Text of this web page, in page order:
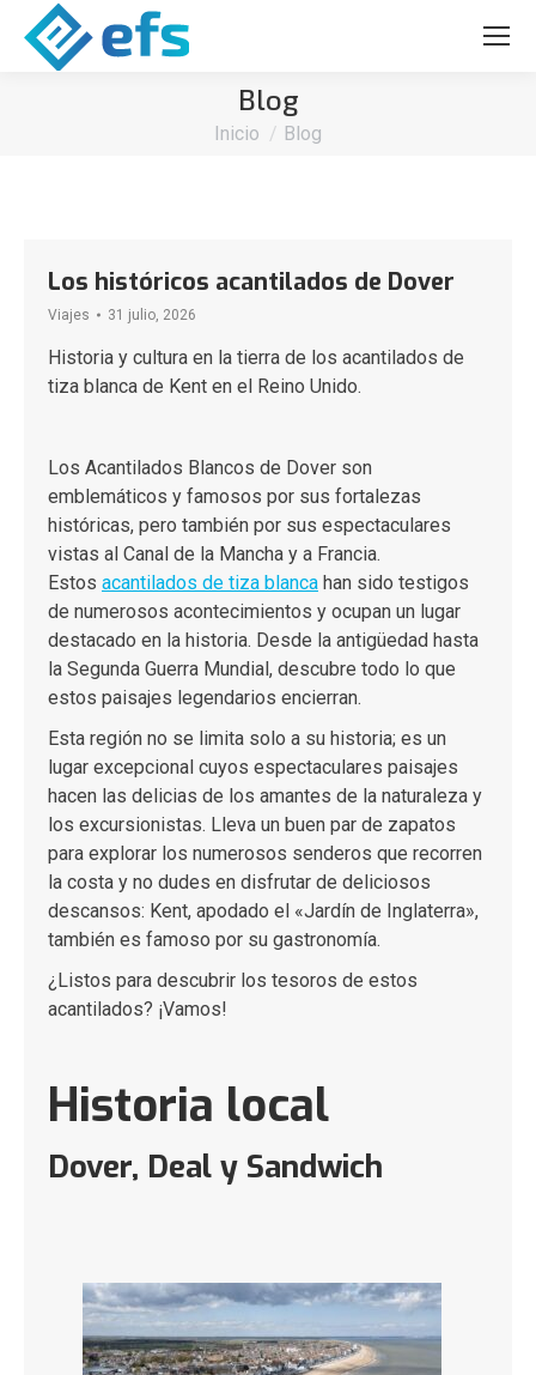
Blog
Estás aquí:
Inicio Blog
Los históricos acantilados de Dover
Viajes 31 julio, 2026
Historia y cultura en la tierra de los acantilados de
tiza blanca de Kent en el Reino Unido.
Los Acantilados Blancos de Dover son
emblemáticos y famosos por sus fortalezas
históricas, pero también por sus espectaculares
vistas al Canal de la Mancha y a Francia.
Estos acantilados de tiza blanca han sido testigos
de numerosos acontecimientos y ocupan un lugar
destacado en la historia. Desde la antigüedad hasta
la Segunda Guerra Mundial, descubre todo lo que
estos paisajes legendarios encierran.
Esta región no se limita solo a su historia; es un
lugar excepcional cuyos espectaculares paisajes
hacen las delicias de los amantes de la naturaleza y
los excursionistas. Lleva un buen par de zapatos
para explorar los numerosos senderos que recorren
la costa y no dudes en disfrutar de deliciosos
descansos: Kent, apodado el «Jardín de Inglaterra»,
también es famoso por su gastronomía.
¿Listos para descubrir los tesoros de estos
acantilados? ¡Vamos!
Historia local
Dover, Deal y Sandwich